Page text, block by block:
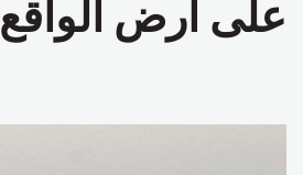
على أرض الواقع